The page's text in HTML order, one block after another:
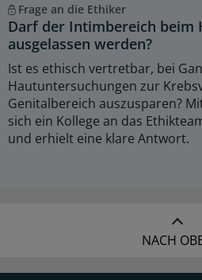
Frage an die Ethiker
Darf der Intimbereich beim
ausgelassen werden?
Ist es ethisch vertretbar, bei
Hautuntersuchungen zur
Genitalbereich auszusparen?
sich ein Kollege an das
und erhielt eine klare Antwort.
NACH